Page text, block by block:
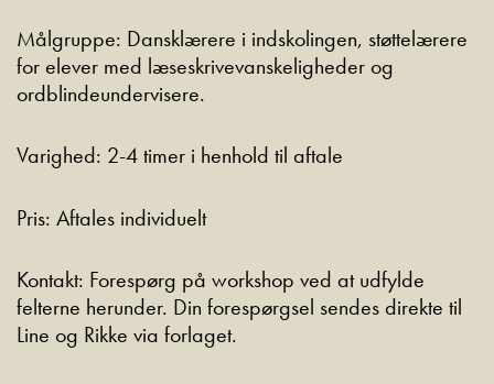
Målgruppe: Dansklærere i indskolingen, støttelærere
for elever med læseskrivevanskeligheder og
ordblindeundervisere.
Varighed: 2-4 timer i henhold til aftale
Pris: Aftales individuelt
Kontakt: Forespørg på workshop ved at udfylde
felterne herunder. Din forespørgsel sendes direkte til
Line og Rikke via forlaget.